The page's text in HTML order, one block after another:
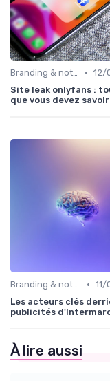
Branding & notoriété de marque • 12/
Site leak onlyfans :
que vous devez savoir
Branding & notoriété de marque •
Les acteurs clés
publicités
À lire aussi